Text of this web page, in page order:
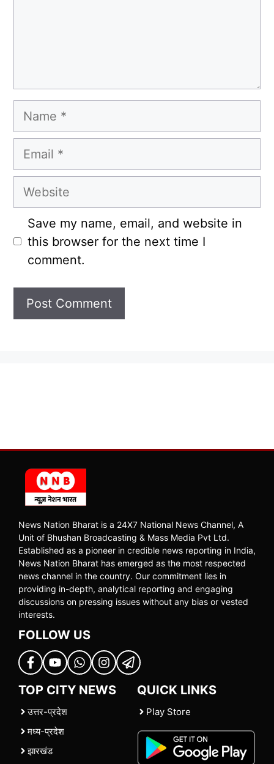
Name
Email
Website
Save my name, email, and website in
this browser for the next time I
comment.
News Nation Bharat is a 24X7 National News Channel, A
Unit of Bhushan Broadcasting & Mass Media Pvt Ltd.
Established as a pioneer in credible news reporting in India,
News Nation Bharat has emerged as the most respected
news channel in the country. Our commitment lies in
providing in-depth, analytical reporting and engaging
discussions on pressing issues without any bias or vested
interests.
FOLLOW US
TOP CITY NEWS
उत्तर-प्रदेश
मध्य-प्रदेश
झारखंड
QUICK LINKS
Play Store